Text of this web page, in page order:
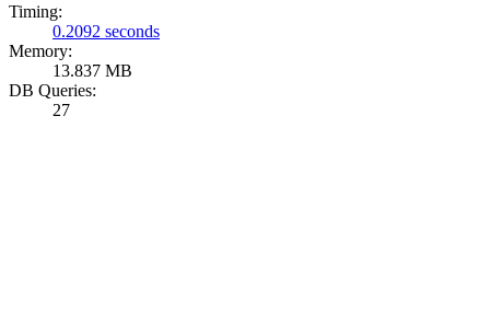
Timing:
0.2092 seconds
Memory:
13.837 MB
DB Queries:
27